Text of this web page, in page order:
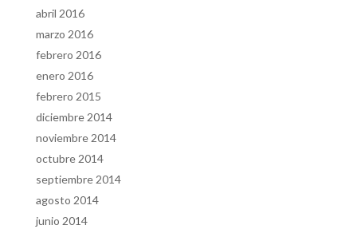
abril 2016
marzo 2016
febrero 2016
enero 2016
febrero 2015
diciembre 2014
noviembre 2014
octubre 2014
septiembre 2014
agosto 2014
junio 2014